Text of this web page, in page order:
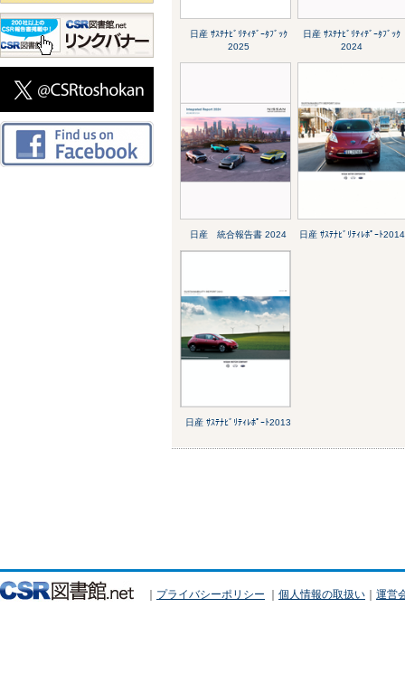
日産 ｻｽﾃﾅﾋﾞﾘﾃｨﾃﾞｰﾀﾌﾞｯｸ
2025
日産 ｻｽﾃﾅﾋﾞﾘﾃｨﾃﾞｰﾀﾌﾞｯｸ
2024
日産 統合報告書 2024 日産 ｻｽﾃﾅﾋﾞﾘﾃｨﾚﾎﾟｰﾄ2014
日産 ｻｽﾃﾅﾋﾞﾘﾃｨﾚﾎﾟｰﾄ2013
｜ プライバシーポリシー ｜ 個人情報の取扱い ｜ 運営